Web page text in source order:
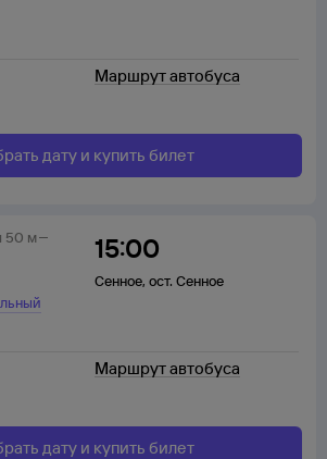
Маршрут автобуса
дату и купить билет
15:00
Сенное, ост. Сенное
50 м
Маршрут автобуса
дату и купить билет